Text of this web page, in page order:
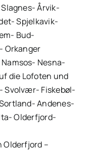
Årvik-
Spjelkavik-
Bud-
Orkanger
Nesna-
die Lofoten und
Svolvær- Fiskebøl-
Andenes-
Olderfjord-
Olderfjord –